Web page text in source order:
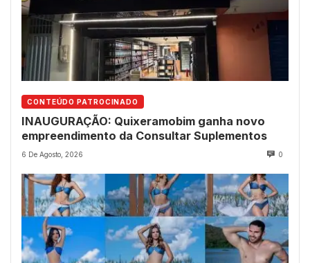
CONTEÚDO PATROCINADO
INAUGURAÇÃO: Quixeramobim ganha novo
empreendimento da Consultar Suplementos
6 De Agosto, 2026 0